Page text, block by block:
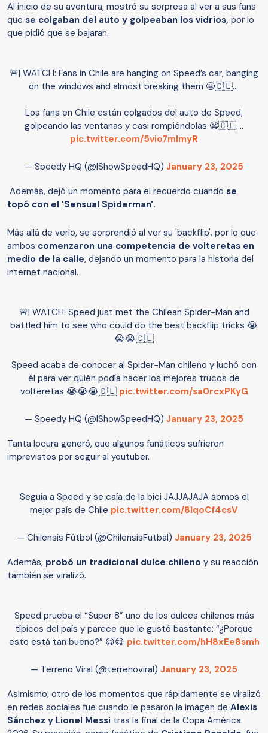
Al inicio de su aventura, mostró su sorpresa al ver a sus fans
que se colgaban del auto y golpeaban los vidrios, por lo
que pidió que se bajaran.
🚨| WATCH: Fans in Chile are hanging on Speed’s car, banging
on the windows and almost breaking them 😬🇨🇱….
Los fans en Chile están colgados del auto de Speed,
golpeando las ventanas y casi rompiéndolas 😬🇨🇱….
pic.twitter.com/5vio7mImyR
— Speedy HQ (@IShowSpeedHQ) January 23, 2025
Además, dejó un momento para el recuerdo cuando se
topó con el 'Sensual Spiderman'.
Más allá de verlo, se sorprendió al ver su 'backflip', por lo que
ambos comenzaron una competencia de volteretas en
medio de la calle, dejando un momento para la historia del
internet nacional.
🚨| WATCH: Speed just met the Chilean Spider-Man and
battled him to see who could do the best backflip tricks 😭
😭😭🇨🇱
Speed acaba de conocer al Spider-Man chileno y luchó con
él para ver quién podía hacer los mejores trucos de
volteretas 😭😭😭🇨🇱 pic.twitter.com/sa0rcxPKyG
— Speedy HQ (@IShowSpeedHQ) January 23, 2025
Tanta locura generó, que algunos fanáticos sufrieron
imprevistos por seguir al youtuber.
Seguía a Speed y se caía de la bici JAJJAJAJA somos el
mejor país de Chile pic.twitter.com/8lqoCf4csV
— Chilensis Fútbol (@ChilensisFutbal) January 23, 2025
Además, probó un tradicional dulce chileno y su reacción
también se viralizó.
Speed prueba el “Super 8” uno de los dulces chilenos más
típicos del país y parece que le gustó bastante: “¿Porque
esto está tan bueno?” 😋😋 pic.twitter.com/hH8xEe8smh
— Terreno Viral (@terrenoviral) January 23, 2025
Asimismo, otro de los momentos que rápidamente se viralizó
en redes sociales fue cuando le pasaron la imagen de Alexis
Sánchez y Lionel Messi tras la final de la Copa América